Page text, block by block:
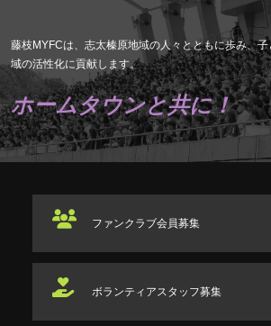
藤枝MYFCは、志太榛原地域の人々とともに歩み、
域の活性化に貢献します。
ホームタウンと共に！
ファンクラブ会員募集
ボランティアスタッフ募集